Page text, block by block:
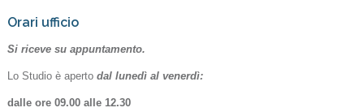
Orari ufficio
Si riceve su appuntamento.
Lo Studio è aperto dal lunedì al venerdì:
dalle ore 09.00 alle 12.30